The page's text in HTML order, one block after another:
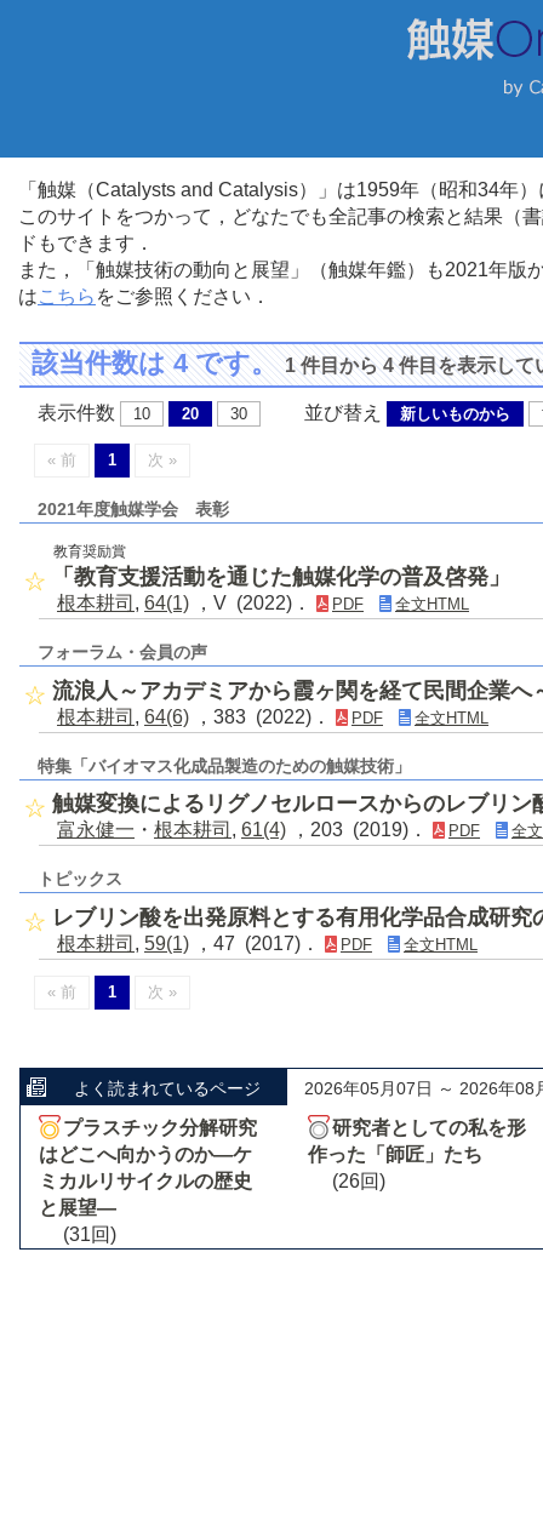
「触媒（Catalysts and Catalysis）」は1959年（昭和34年
このサイトをつかって，どなたでも全記事の検索と結果（
ドもできます．
また，「触媒技術の動向と展望」（触媒年鑑）も2021年
はこちら をご参照ください．
該当件数は 4 です。1 件目から 4 件目を表示して
表示件数 10 20 30 並び替え 新しいものから
« 前 1 次 »
2021年度触媒学会 表彰
教育奨励賞
「教育支援活動を通じた触媒化学の普及啓発」
根本耕司 , 64(1) ，V (2022)． PDF 全文HTML
フォーラム・会員の声
流浪人～アカデミアから霞ヶ関を経て民間企業へ
根本耕司 , 64(6) ，383 (2022)． PDF 全文HTML
特集「バイオマス化成品製造のための触媒技術」
触媒変換によるリグノセルロースからのレブリン
富永健一 ・ 根本耕司 , 61(4) ，203 (2019)． PDF 全
トピックス
レブリン酸を出発原料とする有用化学品合成研究
根本耕司 , 59(1) ，47 (2017)． PDF 全文HTML
« 前 1 次 »
よく読まれているページ 2026年05月07日 ～ 2026年08
プラスチック分解研究
はどこへ向かうのか―ケ
ミカルリサイクルの歴史
と展望―
(31回)
研究者としての私を形
作った「師匠」たち
(26回)